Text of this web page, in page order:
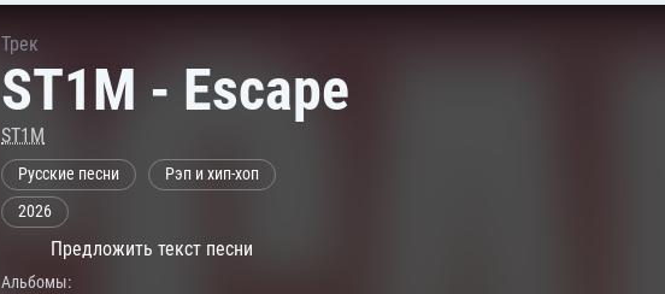
Трек
ST1M - Escape
ST1M
Русские песни
Рэп и хип-хоп
2026
Предложить текст песни
Альбомы: